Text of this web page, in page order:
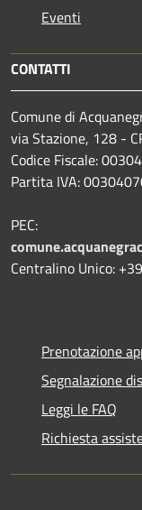
Eventi
CONTATTI
Comune di
via Stazione, 128 -
Codice Fiscale:
Partita IVA:
PEC:
Centralino Unico:
Prenotazione
Segnalazione
Leggi le FAQ
Richiesta